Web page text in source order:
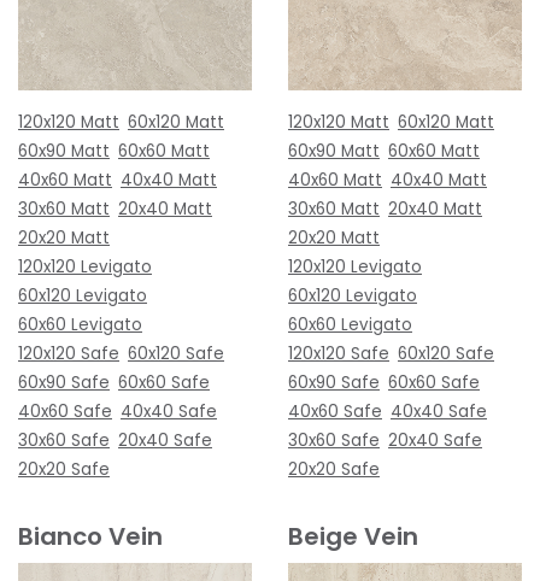
120x120 Matt 60x120 Matt
60x90 Matt 60x60 Matt
40x60 Matt 40x40 Matt
30x60 Matt 20x40 Matt
20x20 Matt
120x120 Levigato
60x120 Levigato
60x60 Levigato
120x120 Safe 60x120 Safe
60x90 Safe 60x60 Safe
40x60 Safe 40x40 Safe
30x60 Safe 20x40 Safe
20x20 Safe
120x120 Matt 60x120 Matt
60x90 Matt 60x60 Matt
40x60 Matt 40x40 Matt
30x60 Matt 20x40 Matt
20x20 Matt
120x120 Levigato
60x120 Levigato
60x60 Levigato
120x120 Safe 60x120 Safe
60x90 Safe 60x60 Safe
40x60 Safe 40x40 Safe
30x60 Safe 20x40 Safe
20x20 Safe
Bianco Vein Beige Vein